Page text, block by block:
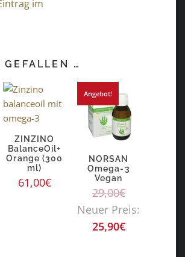
im
…
ZINZINO
BalanceOil+
Orange (300
ml)
61,00€
Angebot!
NORSAN
Omega-3
Vegan
29,00€
Neuer Preis:
25,90€